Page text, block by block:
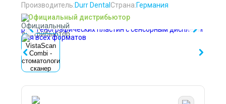
Производитель:Durr Dental Страна:Германия
Официальный дистрибьютор